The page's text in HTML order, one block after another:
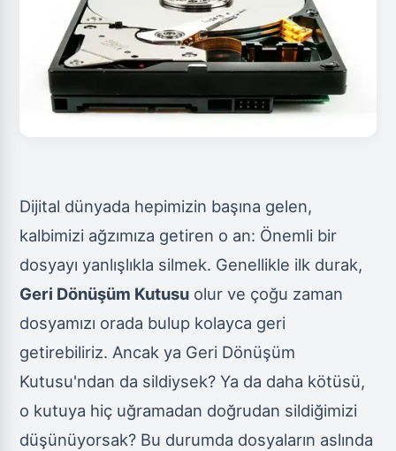
Dijital dünyada hepimizin başına gelen,
kalbimizi ağzımıza getiren o an: Önemli bir
dosyayı yanlışlıkla silmek. Genellikle ilk durak,
Geri Dönüşüm Kutusu olur ve çoğu zaman
dosyamızı orada bulup kolayca geri
getirebiliriz. Ancak ya Geri Dönüşüm
Kutusu'ndan da sildiysek? Ya da daha kötüsü,
o kutuya hiç uğramadan doğrudan sildiğimizi
düşünüyorsak? Bu durumda dosyaların aslında